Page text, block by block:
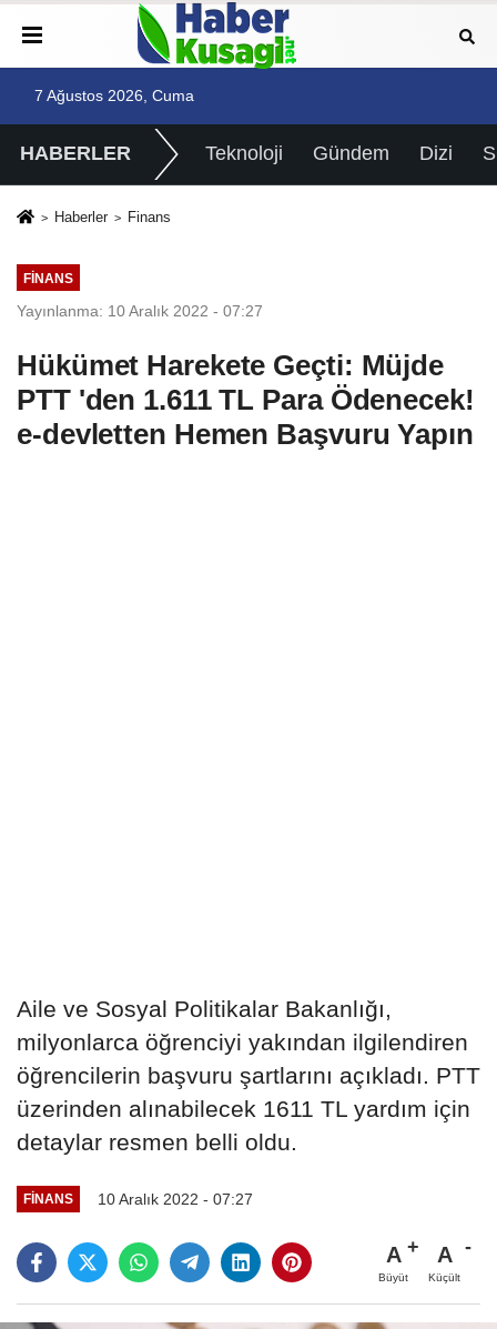
7 Ağustos 2026, Cuma
HABERLER Teknoloji Gündem Dizi
Haberler Finans
FINANS
Yayınlanma: 10 Aralık 2022 - 07:27
Hükümet Harekete Geçti: Müjde
PTT 'den 1.611 TL Para Ödenecek!
e-devletten Hemen Başvuru Yapın
Aile ve Sosyal Politikalar Bakanlığı,
milyonlarca öğrenciyi yakından ilgilendiren
öğrencilerin başvuru şartlarını açıkladı. PTT
üzerinden alınabilecek 1611 TL yardım için
detaylar resmen belli oldu.
FINANS 10 Aralık 2022 - 07:27
A
Büyüt
A
Küçült